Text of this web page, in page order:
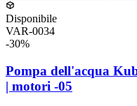
varianti.
Le
essere
scelte
nella
Disponibile
VAR-0034
-30%
Pompa dell'acqua
| motori -05